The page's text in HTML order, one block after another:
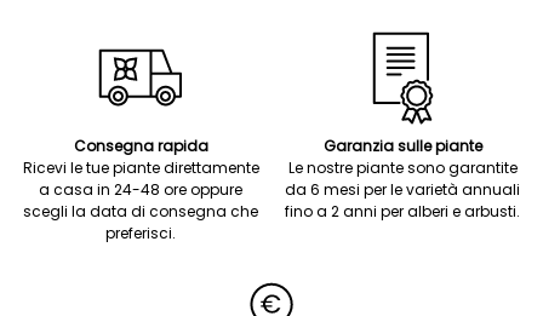
Consegna rapida
Ricevi le tue piante direttamente
a casa in 24-48 ore oppure
scegli la data di consegna che
preferisci.
Garanzia sulle piante
Le nostre piante sono garantite
da 6 mesi per le varietà annuali
fino a 2 anni per alberi e arbusti.